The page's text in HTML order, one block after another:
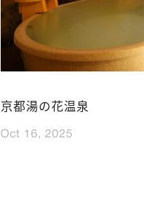
京都湯の花温泉
Oct 16, 2025